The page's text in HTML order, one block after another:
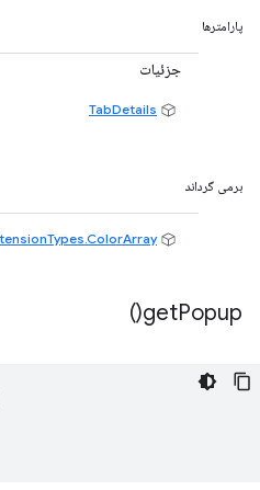
پارامترها
جزئیات
TabDetails
برمی گرداند
Promise<
getPopup(
)